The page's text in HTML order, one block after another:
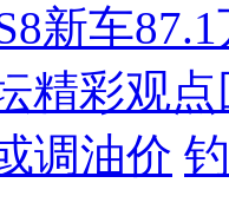
新车
精彩观点
调油价